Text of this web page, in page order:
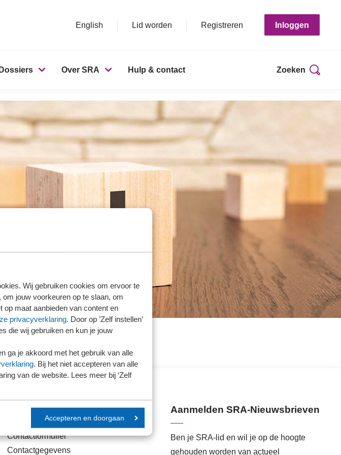
Wij gebruiken cookies om ervoor te
jouw voorkeuren op te slaan, om
op maat aanbieden van content en
privacyverklaring. Door op ’Zelf instellen’
die wij gebruiken en kun je jouw
ga je akkoord met het gebruik van alle
. Bij het niet accepteren van alle
van de website. Lees meer bij ‘Zelf
Accepteren en doorgaan
English Lid worden Registreren Inloggen
Dossiers Over SRA Hulp & contact Zoeken
Contact
Contactformulier
Contactgegevens
Aanmelden SRA-Nieuwsbrieven
Ben je SRA-lid en wil je op de hoogte
gehouden worden van actueel